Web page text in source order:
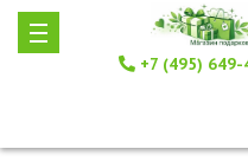
+7 (495) 649-